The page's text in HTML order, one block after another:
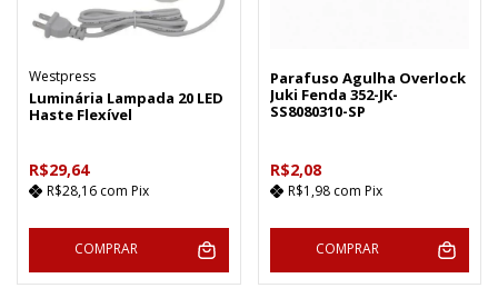
Westpress
Luminária Lampada 20 LED
Haste Flexível
R$29,64
R$28,16 com Pix
COMPRAR
Parafuso Agulha Overlock
Juki Fenda 352-JK-
SS8080310-SP
R$2,08
R$1,98 com Pix
COMPRAR